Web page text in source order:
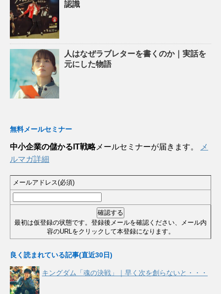
認識
人はなぜラブレターを書くのか｜実話を
元にした物語
無料メールセミナー
中小企業の儲かるIT戦略メールセミナーが届きます。
メ
ルマガ詳細
メールアドレス(必須)
最初は仮登録の状態です。登録後メールを確認ください、メール内
容のURLをクリックして本登録になります。
良く読まれている記事(直近30日)
キングダム「魂の決戦」｜早く次を創らないと・・・